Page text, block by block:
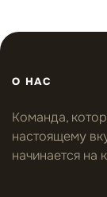
О НАС
Команда,
настоящему
начинается на